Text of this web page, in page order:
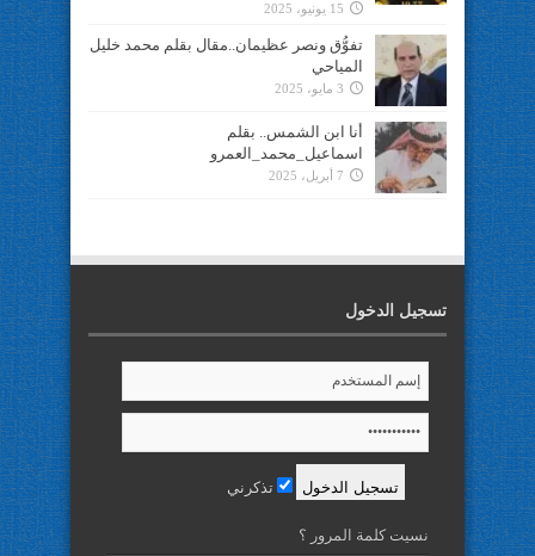
15 يونيو، 2025
تفوُّق ونصر عظيمان..مقال بقلم محمد خليل
المياحي
3 مايو، 2025
أنا ابن الشمس.. بقلم
اسماعيل_محمد_العمرو
7 أبريل، 2025
تسجيل الدخول
تذكرني
نسيت كلمة المرور ؟